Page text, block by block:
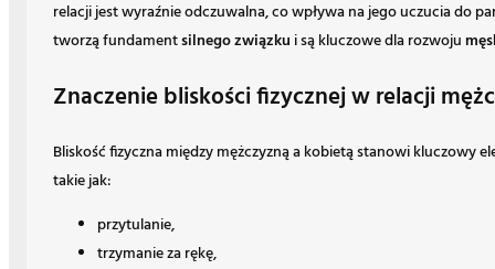
relacji jest wyraźnie odczuwalna, co wpływa na jego uczucia do
tworzą fundamentsilnego związku i są kluczowe dla rozwoju
Znaczenie bliskości fizycznej w relacji
Bliskość fizyczna między mężczyzną a kobietą stanowi kluczowy
takie jak:
przytulanie,
trzymanie za rękę,